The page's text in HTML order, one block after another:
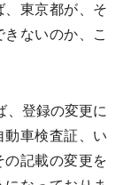
東京都が、そ
ないのか、こ
登録の変更に
車検査証、い
記載の変更を